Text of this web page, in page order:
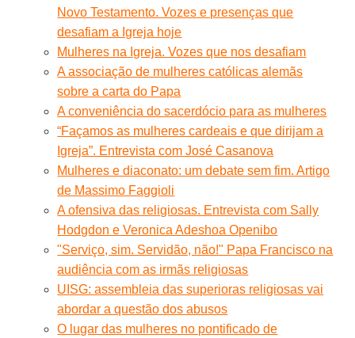
Novo Testamento. Vozes e presenças que
desafiam a Igreja hoje
Mulheres na Igreja. Vozes que nos desafiam
A associação de mulheres católicas alemãs
sobre a carta do Papa
A conveniência do sacerdócio para as mulheres
“Façamos as mulheres cardeais e que dirijam a
Igreja”. Entrevista com José Casanova
Mulheres e diaconato: um debate sem fim. Artigo
de Massimo Faggioli
A ofensiva das religiosas. Entrevista com Sally
Hodgdon e Veronica Adeshoa Openibo
"Serviço, sim. Servidão, não!" Papa Francisco na
audiência com as irmãs religiosas
UISG: assembleia das superioras religiosas vai
abordar a questão dos abusos
O lugar das mulheres no pontificado de